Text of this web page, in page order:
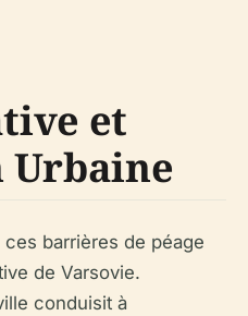
et
barrières de péage
de Varsovie.
conduisit à